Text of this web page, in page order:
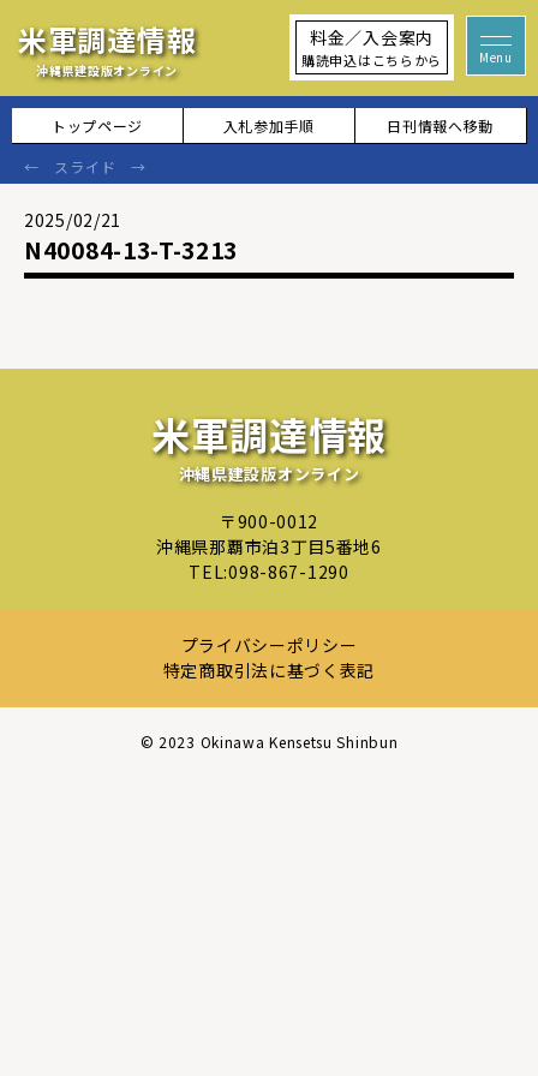
米軍調達情報
沖縄県建設版オンライン
料金／入会案内
購読申込はこちらから
トップページ 入札参加手順 日刊情報へ移動
2025/02/21
N40084-13-T-3213
米軍調達情報
沖縄県建設版オンライン
〒900-0012
沖縄県那覇市泊3丁目5番地6
TEL:098-867-1290
プライバシーポリシー
特定商取引法に基づく表記
©︎ 2023 Okinawa Kensetsu Shinbun